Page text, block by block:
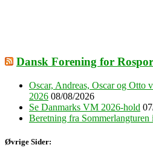
Dansk Forening for
Oscar, Andreas, Oscar og Otto
2026 08/08/2026
Se Danmarks VM 2026-hold
Beretning fra Sommerlangturen
Øvrige Sider: